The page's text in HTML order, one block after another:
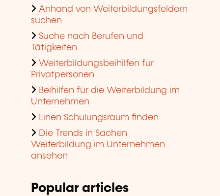
Anhand von Weiterbildungsfeldern
suchen
Suche nach Berufen und
Tätigkeiten
Weiterbildungsbeihilfen für
Privatpersonen
Beihilfen für die Weiterbildung im
Unternehmen
Einen Schulungsraum finden
Die Trends in Sachen
Weiterbildung im Unternehmen
ansehen
Popular articles